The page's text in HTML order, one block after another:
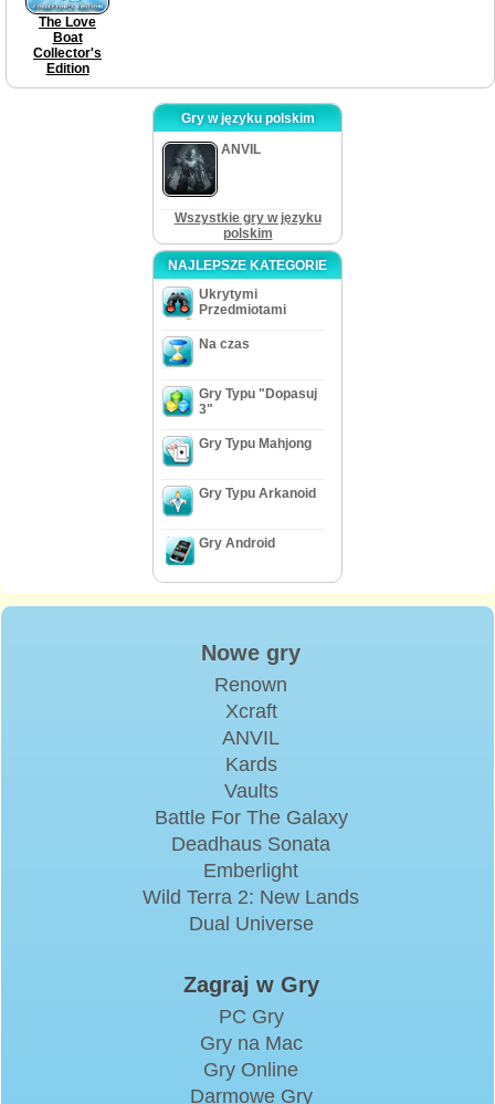
The Love
Boat
Collector's
Edition
Gry w języku polskim
ANVIL
Wszystkie gry w języku
polskim
NAJLEPSZE KATEGORIE
Ukrytymi
Przedmiotami
Na czas
Gry Typu "Dopasuj
3"
Gry Typu Mahjong
Gry Typu Arkanoid
Gry Android
Nowe gry
Renown
Xcraft
ANVIL
Kards
Vaults
Battle For The Galaxy
Deadhaus Sonata
Emberlight
Wild Terra 2: New Lands
Dual Universe
Zagraj w Gry
PC Gry
Gry na Mac
Gry Online
Darmowe Gry